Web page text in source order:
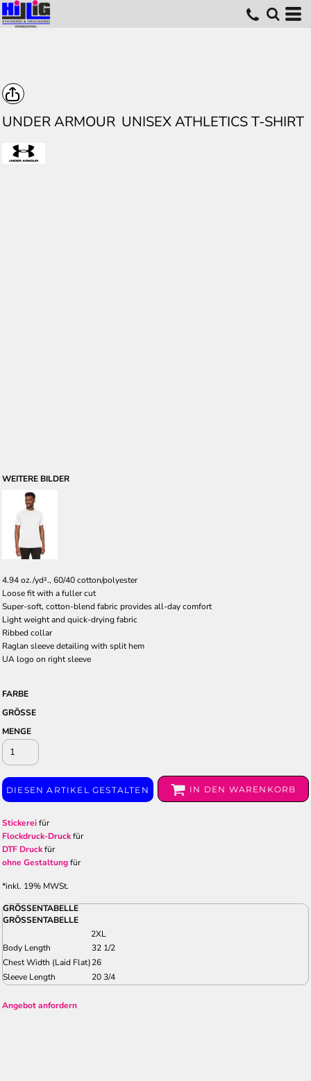
UNDER ARMOUR UNISEX ATHLETICS T-SHIRT
WEITERE BILDER
4.94 oz./yd²., 60/40 cotton/polyester
Loose fit with a fuller cut
Super-soft, cotton-blend fabric provides all-day comfort
Light weight and quick-drying fabric
Ribbed collar
Raglan sleeve detailing with split hem
UA logo on right sleeve
FARBE
GRÖSSE
MENGE
DIESEN ARTIKEL GESTALTEN IN DEN WARENKORB
Stickereifür
Flockdruck-Druckfür
DTF Druckfür
ohne Gestaltungfür
*inkl. 19% MWSt.
GRÖSSENTABELLE
GRÖSSENTABELLE
2XL
Body Length
32 1/2
Chest Width (Laid Flat)26
Sleeve Length
20 3/4
Angebot anfordern